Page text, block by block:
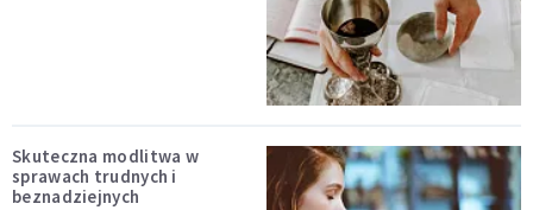
Skuteczna modlitwa w
sprawach trudnych i
beznadziejnych